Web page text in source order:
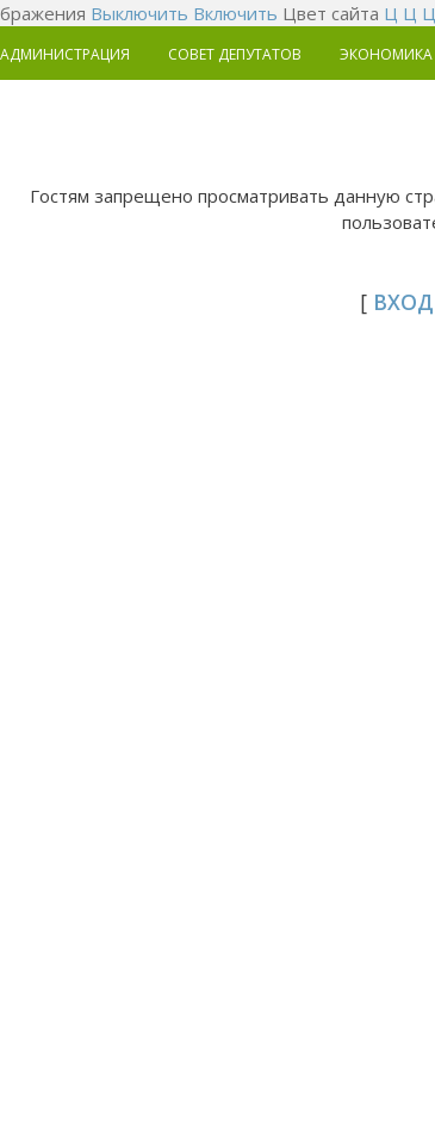
Выключить Включить Цвет сайта Ц Ц Ц
АДМИНИСТРАЦИЯ СОВЕТ ДЕПУТАТОВ ЭКОНОМИКА
Гостям запрещено просматривать данную
[ ВХОД